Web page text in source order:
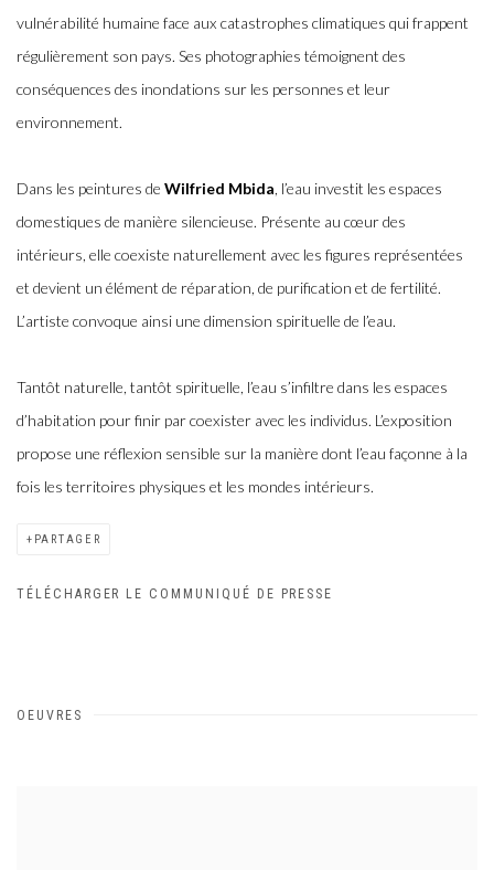
vulnérabilité humaine face aux catastrophes climatiques qui frappent
régulièrement son pays. Ses photographies témoignent des
conséquences des inondations sur les personnes et leur
environnement.
Dans les peintures de Wilfried Mbida, l’eau investit les espaces
domestiques de manière silencieuse. Présente au cœur des
intérieurs, elle coexiste naturellement avec les figures représentées
et devient un élément de réparation, de purification et de fertilité.
L’artiste convoque ainsi une dimension spirituelle de l’eau.
Tantôt naturelle, tantôt spirituelle, l’eau s’infiltre dans les espaces
d’habitation pour finir par coexister avec les individus. L’exposition
propose une réflexion sensible sur la manière dont l’eau façonne à la
fois les territoires physiques et les mondes intérieurs.
PARTAGER
TÉLÉCHARGER LE COMMUNIQUÉ DE PRESSE
OEUVRES